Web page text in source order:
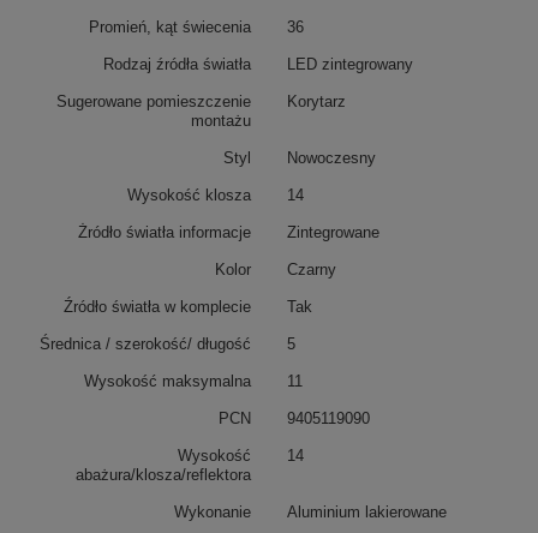
Promień, kąt świecenia 36
Rodzaj źródła światła LED zintegrowany
Sugerowane pomieszczenie
montażu
Korytarz
Styl Nowoczesny
Wysokość klosza 14
Żródło światła informacje Zintegrowane
Kolor Czarny
Źródło światła w komplecie Tak
Średnica / szerokość/ długość 5
Wysokość maksymalna 11
PCN 9405119090
Wysokość
abażura/klosza/reflektora
14
Wykonanie
Aluminium lakierowane